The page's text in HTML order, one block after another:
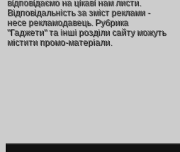
відповідаємо на цікаві нам листи.
Відповідальність за зміст реклами -
несе рекламодавець. Рубрика
"Гаджети" та інші розділи сайту можуть
містити промо-матеріали.